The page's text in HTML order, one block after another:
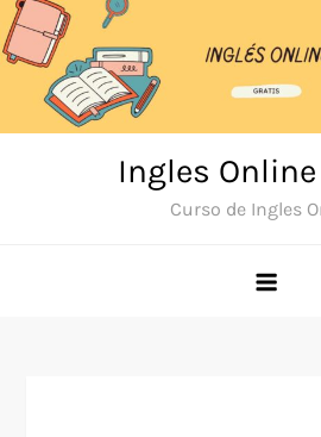
Skip
to
content
Ingles
Curso de Ingles